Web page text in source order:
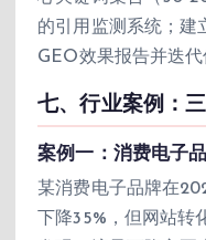
的引用监测系统；建
GEO效果报告并迭代
七、行业案例：
案例一：消费电子
某消费电子品牌在
下降35%，但网站